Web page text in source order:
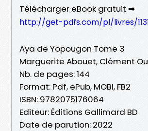
Télécharger eBook gratuit ➡
http://get-pdfs.com/pl/livres/
Aya de Yopougon Tome 3
Marguerite Abouet, Clément
Nb. de pages: 144
Format: Pdf, ePub, MOBI, FB2
ISBN: 9782075176064
Editeur: Éditions Gallimard BD
Date de parution: 2022